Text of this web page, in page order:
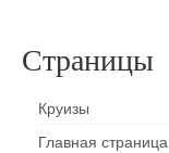
Страницы
Круизы
Главная страница